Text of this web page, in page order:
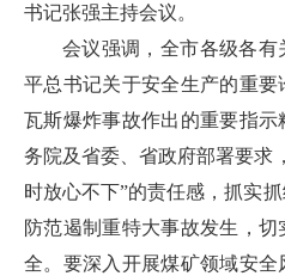
书记张强主持会议。
会议强调，全市各级各
平总书记关于安全生产的重
瓦斯爆炸事故作出的重要指示
务院及省委、省政府部署要求
时放心不下”的责任感，抓实
防范遏制重特大事故发生，
全。要深入开展煤矿领域安